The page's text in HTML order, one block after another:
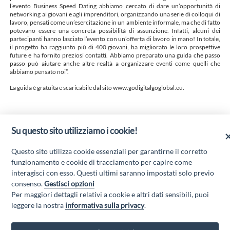
l’evento Business Speed Dating abbiamo cercato di dare un’opportunità di
networking ai giovani e agli imprenditori, organizzando una serie di colloqui di
lavoro, pensati come un’esercitazione in un ambiente informale, ma che di fatto
potevano essere una concreta possibilità di assunzione. Infatti, alcuni dei
partecipanti hanno lasciato l’evento con un’offerta di lavoro in mano! In totale,
il progetto ha raggiunto più di 400 giovani, ha migliorato le loro prospettive
future e ha fornito preziosi contatti. Abbiamo preparato una guida che passo
passo può aiutare anche altre realtà a organizzare eventi come quelli che
abbiamo pensato noi”.
La guida è gratuita e scaricabile dal sito www.godigitalgoglobal.eu.
GO DIGITAL GO GLOBAL
AVEZZANO
“Attività cofinanziate dal PSR 2014/2020 Abruzzo - mis. 19 PSL La Terra dei
M@rsi - Fondo FEASR; Sottomisura 19.2; Tipologia di intervento 19.2.1
Su questo sito utilizziamo i cookie!
Questo sito utilizza cookie essenziali per garantirne il corretto
funzionamento e cookie di tracciamento per capire come
interagisci con esso. Questi ultimi saranno impostati solo previo
consenso.Gestisci opzioni
Per maggiori dettagli relativi a cookie e altri dati sensibili, puoi
leggere la nostra informativa sulla privacy.